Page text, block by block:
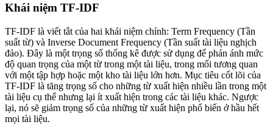
Khái niệm TF-IDF
TF-IDF là viết tắt của hai khái niệm chính: Term Frequency (Tần
suất từ) và Inverse Document Frequency (Tần suất tài liệu nghịch
đảo). Đây là một trọng số thống kê được sử dụng để phản ánh mức
độ quan trọng của một từ trong một tài liệu, trong mối tương quan
với một tập hợp hoặc một kho tài liệu lớn hơn. Mục tiêu cốt lõi của
TF-IDF là tăng trọng số cho những từ xuất hiện nhiều lần trong một
tài liệu cụ thể nhưng lại ít xuất hiện trong các tài liệu khác. Ngược
lại, nó sẽ giảm trọng số của những từ xuất hiện phổ biến ở hầu hết
mọi tài liệu.